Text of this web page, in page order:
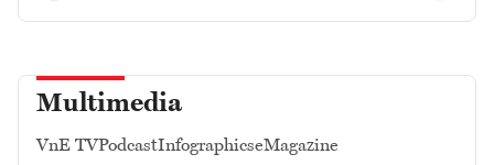
Multimedia
VnE TVPodcastInfographicseMagazine